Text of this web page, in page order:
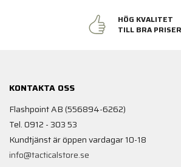
HÖG KVALITET
TILL BRA
KONTAKTA OSS
Flashpoint AB (556894-6262)
Tel. 0912 - 303 53
Kundtjänst är öppen vardagar 10-18
info@tacticalstore.se